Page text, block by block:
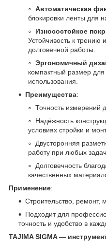
Автоматическая
блокировки ленты для
Износостойкое
Устойчивость к трению
долговечной работы.
Эргономичный
компактный размер
использования.
Преимущества:
Точность измерений
Надёжность
условиях стройки и
Двусторонняя
работу при любых
Долговечность
качественных
Применение:
Строительство, ремонт,
Подходит для
точность и удобство в
TAJIMA SIGMA —